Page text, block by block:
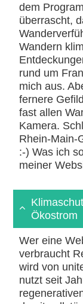
dem
überrascht,
Wandern
rund um
mich aus.
fernere
fast allen
Kamera.
Rhein-Main-
:-) Was ich
meiner
Ökostrom
Wer eine
verbraucht
wird von
nutzt seit